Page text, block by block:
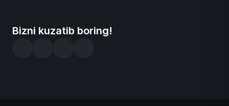
Bizni kuzatib boring!